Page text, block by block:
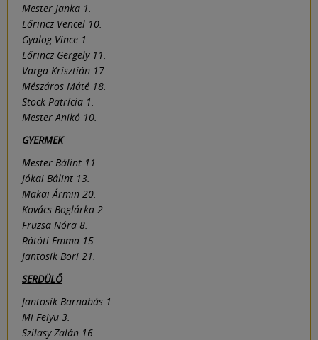
Mester Janka 1.
Lőrincz Vencel 10.
Gyalog Vince 1.
Lőrincz Gergely 11.
Varga Krisztián 17.
Mészáros Máté 18.
Stock Patrícia 1.
Mester Anikó 10.
GYERMEK
Mester Bálint 11.
Jókai Bálint 13.
Makai Ármin 20.
Kovács Boglárka 2.
Fruzsa Nóra 8.
Rátóti Emma 15.
Jantosik Bori 21.
SERDÜLŐ
Jantosik Barnabás 1.
Mi Feiyu 3.
Szilasy Zalán 16.